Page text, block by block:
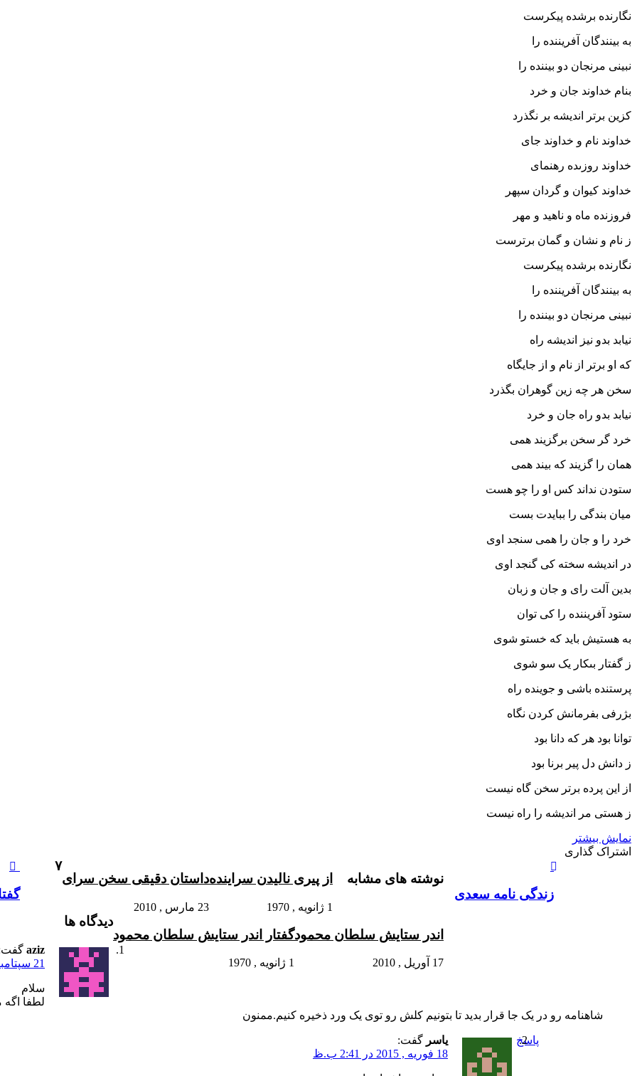
نگارنده برشده پیکرست‏
به بینندگان آفریننده را
نبینى مرنجان دو بیننده را
بنام خداوند جان و خرد
کزین برتر اندیشه بر نگذرد
خداوند نام و خداوند جاى
خداوند روزى‏ده رهنماى‏
خداوند کیوان و گردان سپهر
فروزنده ماه و ناهید و مهر
ز نام و نشان و گمان برترست
نگارنده برشده پیکرست‏
به بینندگان آفریننده را
نبینى مرنجان دو بیننده را
نیابد بدو نیز اندیشه راه
که او برتر از نام و از جایگاه‏
سخن هر چه زین گوهران بگذرد
نیابد بدو راه جان و خرد
خرد گر سخن برگزیند همى
همان را گزیند که بیند همى‏
ستودن نداند کس او را چو هست
میان بندگى را ببایدت بست‏
خرد را و جان را همى سنجد اوى
در اندیشه سخته کى گنجد اوى‏
بدین آلت راى و جان و زبان
ستود آفریننده را کى توان‏
به هستیش باید که خستو شوى
ز گفتار بى‏کار یک سو شوى‏
پرستنده باشى و جوینده راه
بژرفى بفرمانش کردن نگاه‏
توانا بود هر که دانا بود
ز دانش دل پیر برنا بود
از این پرده برتر سخن گاه نیست
ز هستى مر اندیشه را راه نیست
نمایش بیشتر
اشتراک گذاری
بوک
آپ
گذاری
طریق
ایمیل
زندگی نامه سعدی
نوشته های مشابه از پیرى نالیدن سراینده
1 ژانویه , 1970
داستان دقیقى سخن سراى‏
23 مارس , 2010
اندر ستایش سلطان محمود
17 آوریل , 2010
گفتار اندر ستایش سلطان محمود
1 ژانویه , 1970
‫۷
دیدگاه ها
aziz
21 سپتامبر , 2015 در 4:40 ب.ظ
سلام
لطفا
شاهنامه رو در یک جا قرار بدید تا بتونیم کلش رو توی یک ورد ذخیره کنیم.ممنون
پاسخ یاسر گفت:
18 فوریه , 2015 در 2:41 ب.ظ